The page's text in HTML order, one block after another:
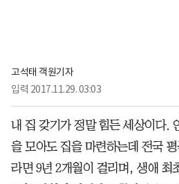
고석태 객원기자
입력 2017.11.29. 03:03
내 집 갖기가 정말 힘든 세상이다.
을 모아도 집을 마련하는데 전국
라면 9년 2개월이 걸리며, 생애 최